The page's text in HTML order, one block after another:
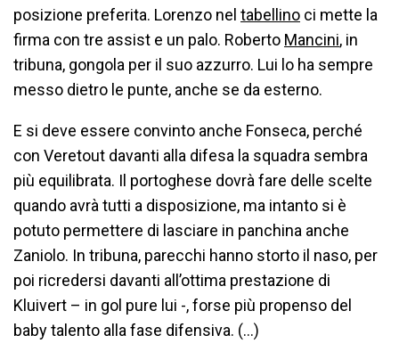
posizione preferita. Lorenzo nel tabellino ci mette la
firma con tre assist e un palo. Roberto Mancini, in
tribuna, gongola per il suo azzurro. Lui lo ha sempre
messo dietro le punte, anche se da esterno.
E si deve essere convinto anche Fonseca, perché
con Veretout davanti alla difesa la squadra sembra
più equilibrata. Il portoghese dovrà fare delle scelte
quando avrà tutti a disposizione, ma intanto si è
potuto permettere di lasciare in panchina anche
Zaniolo. In tribuna, parecchi hanno storto il naso, per
poi ricredersi davanti all’ottima prestazione di
Kluivert – in gol pure lui -, forse più propenso del
baby talento alla fase difensiva. (…)